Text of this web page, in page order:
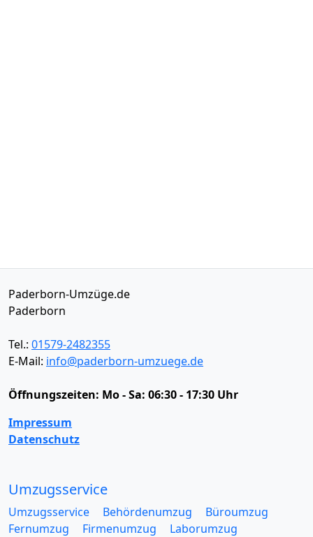
Paderborn-Umzüge.de
Paderborn
Tel.: 01579-2482355
E-Mail: info@paderborn-umzuege.de
Öffnungszeiten: Mo - Sa: 06:30 - 17:30 Uhr
Impressum
Datenschutz
Umzugsservice
Umzugsservice Behördenumzug
Büroumzug
Fernumzug
Firmenumzug
Laborumzug